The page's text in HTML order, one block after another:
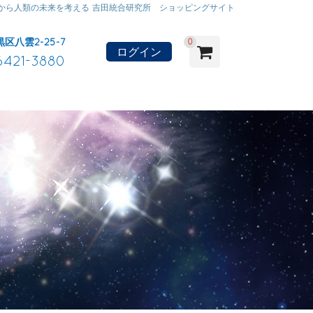
ら人類の未来を考える 吉田統合研究所 ショッピングサイト
区八雲2-25-7
3880
ログイン
0